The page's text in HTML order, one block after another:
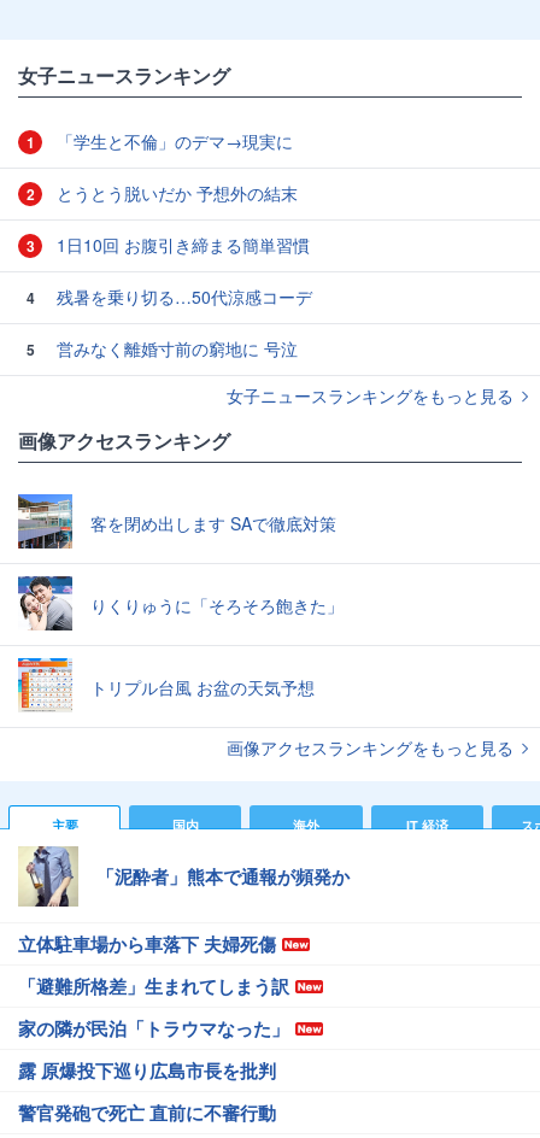
女子ニュースランキング
1 「学生と不倫」のデマ→現実に
2 とうとう脱いだか 予想外の結末
3 1日10回 お腹引き締まる簡単習慣
4 残暑を乗り切る…50代涼感コーデ
5
営みなく離婚寸前の窮地に 号泣
女子ニュースランキングをもっと見る
画像アクセスランキング
客を閉め出します SAで徹底対策
りくりゅうに「そろそろ飽きた」
トリプル台風 お盆の天気予想
画像アクセスランキングをもっと見る
主要 国内 海外 IT 経済 ス
「泥酔者」熊本で通報が頻発か
立体駐車場から車落下 夫婦死傷
「避難所格差」生まれてしまう訳
家の隣が民泊「トラウマなった」
露 原爆投下巡り広島市長を批判
警官発砲で死亡 直前に不審行動